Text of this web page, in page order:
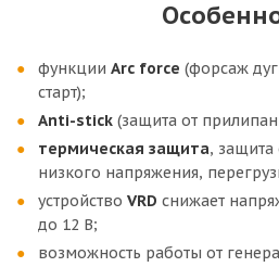
функции Arc force (форсаж
старт);
Anti-stick (защита от
термическая защита, защита
низкого напряжения,
устройство VRD снижает
до 12 В;
возможность работы от